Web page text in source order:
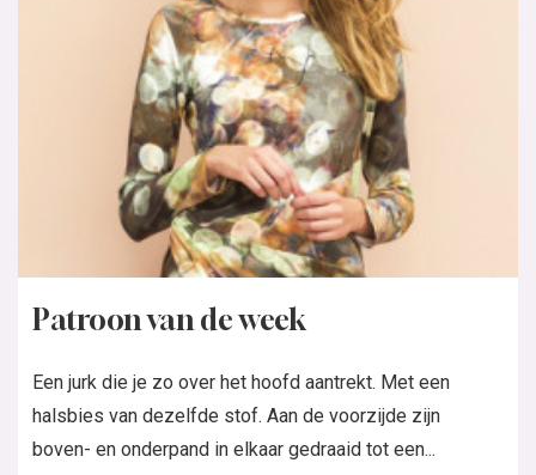
Patroon van de week
Een jurk die je zo over het hoofd aantrekt. Met een
halsbies van dezelfde stof. Aan de voorzijde zijn
boven- en onderpand in elkaar gedraaid tot een...